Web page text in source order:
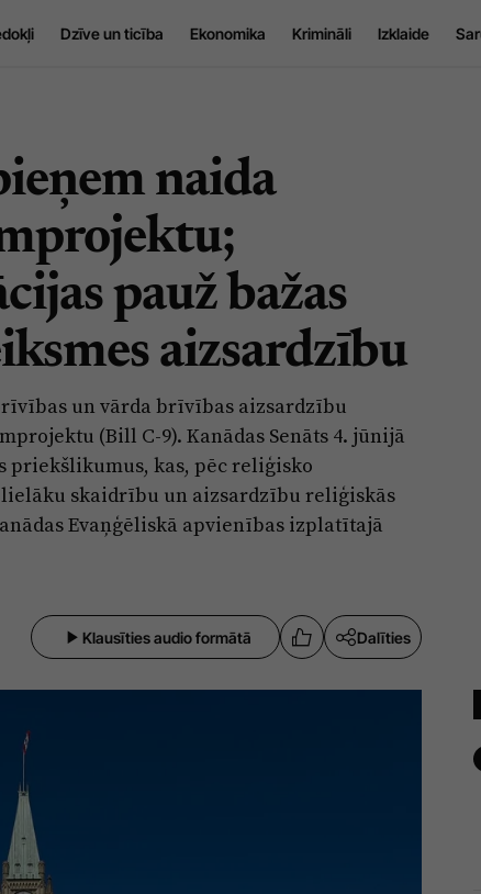
Dzīve un ticība Ekonomika Krimināli Izklaide
naida
pauž bažas
aizsardzību
un vārda brīvības aizsardzību
(Bill C-9). Kanādas Senāts 4. jūnijā
kas, pēc reliģisko
skaidrību un aizsardzību reliģiskās
Evaņģēliskā apvienības izplatītajā
Klausīties audio formātā Dalīties